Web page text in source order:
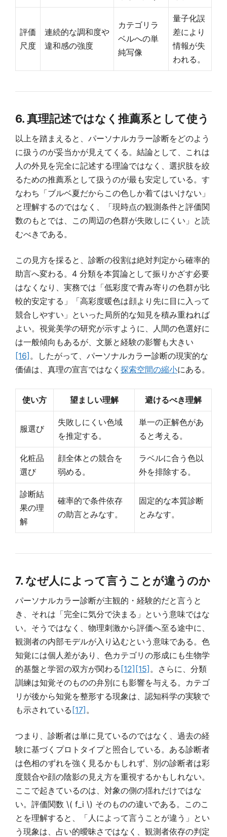
評価
尺度
連続的な調和度や
違和感の強度
カテゴリラ
ベルへの単
純写像
量子化誤
差により
情報が失
われる。
6. 真理記述ではなく推薦系として使う
以上を踏まえると、パーソナルカラー診断をどのよう
に扱うのが妥当かが見えてくる。結論として、これは
人の外見を完全に記述する理論ではなく、選択肢を絞
るための推薦系として扱うのが最も安定している。す
なわち「ブルベ夏だからこの色しか着てはいけない」
と理解するのではなく、「現時点の観測条件と評価関
数のもとでは、この周辺の色群が失敗しにくい」と読
むべきである。
この見方を採ると、診断の役割は絶対判定から確率的
助言へ変わる。4 分類を本質論として振りかざす必要
はなくなり、実務では「低彩度で青み寄りの色群が比
較的安定する」「高彩度暖色は顔より先に目に入って
競合しやすい」といった局所的な知見を積み重ねれば
よい。視覚美学の研究が示すように、人間の色選好に
は一般傾向もあるが、文脈と経験の影響も大きい
[16] 。したがって、パーソナルカラー診断の現実的な
価値は、真理の宣言ではなく 探索空間の縮小にある。
使い方 望ましい理解 避けるべき理解
服選び
失敗しにくい色域
を推定する。
単一の正解色があ
ると考える。
化粧品
選び
顔全体との競合を
弱める。
ラベルに合う色以
外を排除する。
診断結
果の理
解
確率的で条件依存
の助言とみなす。
固定的な本質診断
とみなす。
7. なぜ人によって言うことが違うのか
パーソナルカラー診断が主観的・経験的だと言うと
き、それは「完全に気分で決まる」という意味ではな
い。そうではなく、物理刺激から評価へ至る途中に、
観測者の内部モデルが入り込むという意味である。色
知覚には個人差があり、色カテゴリの形成にも生物学
的基盤と学習の双方が関わる[12][15] 。さらに、分類
訓練は知覚そのものの弁別にも影響を与える。カテゴ
リが後から知覚を整形する現象は、認知科学の実験で
も示されている[17] 。
つまり、診断者は単に見ているのではなく、過去の経
験に基づくプロトタイプと照合している。ある診断者
は色相のずれを強く見るかもしれず、別の診断者は彩
度競合や顔の陰影の見え方を重視するかもしれない。
ここで起きているのは、対象の側の揺れだけではな
い。評価関数 \( f_i \) そのものの違いである。このこ
とを理解すると、「人によって言うことが違う」とい
う現象は、占い的曖昧さではなく、観測者依存の判定